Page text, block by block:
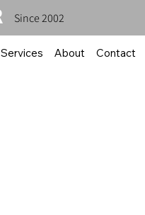
Since 2002
Services About Contact